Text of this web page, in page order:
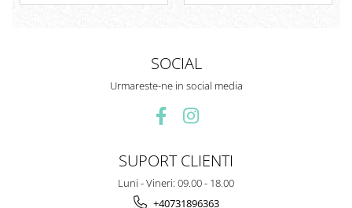
SOCIAL
Urmareste-ne in social media
SUPORT CLIENTI
Luni - Vineri: 09.00 - 18.00
+40731896363